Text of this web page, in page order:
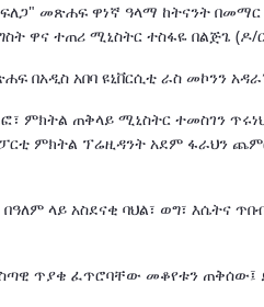
ፍለጋ" መጽሐፍ ዋነኛ ዓላማ ከትናንት
ዋና ተጠሪ ሚኒስትር ተስፋዬ በልጅጌ (ዶ/
በአዲስ አበባ ዩኒቨርሲቲ ራስ መኮንን
ምክትል ጠቅላይ ሚኒስትር ተመስገን
ፓርቲ ምክትል ፕሬዚዳንት አደም ፋራህን
ላይ አስደናቂ ባህል፣ ወግ፣ እሴትና ጥበብ
ጥያቄ ፈጥሮባቸው መቆየቱን